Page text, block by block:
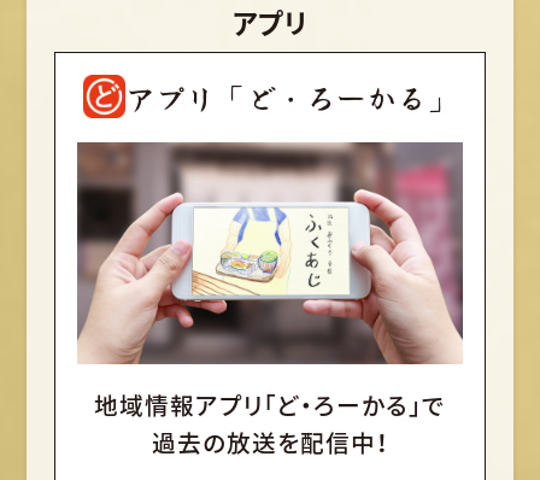
アプリ
アプリ「ど・ろーかる」
地域情報アプリ「ど・ろーかる」で
過去の放送を配信中！